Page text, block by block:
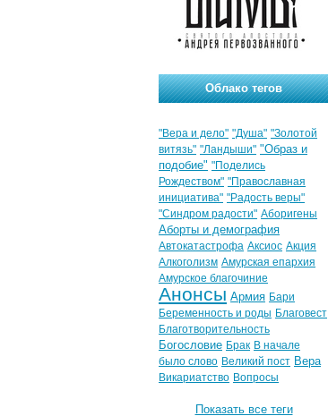
Облако тегов
"Вера и дело" "Душа" "Золотой
витязь" "Ландыши" "Образ и
подобие" "Поделись
Рождеством" "Православная
инициатива" "Радость веры"
"Синдром радости" Аборигены
Аборты и демография
Автокатастрофа Аксиос Акция
Алкоголизм Амурская епархия
Амурское благочиние
Анонсы Армия Бари
Беременность и роды Благовест
Благотворительность
Богословие Брак В начале
было слово Великий пост Вера
Викариатство Вопросы
Показать все теги